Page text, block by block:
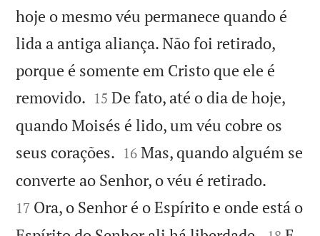
hoje o mesmo véu permanece quando é
lida a antiga aliança. Não foi retirado,
porque é somente em Cristo que ele é
removido. 

15 De fato, até o dia de hoje,
quando Moisés é lido, um véu cobre os
seus corações. 

16 Mas, quando alguém se
converte ao Senhor, o véu é retirado.
17 Ora, o Senhor é o Espírito e onde está o